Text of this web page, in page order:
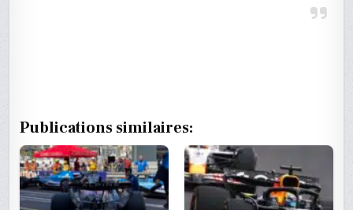
Publications similaires: